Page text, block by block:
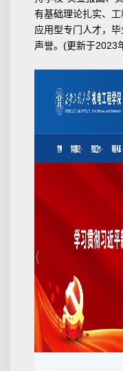
有基础理论扎实、
应用型专门人才，
声誉。(更新于2023